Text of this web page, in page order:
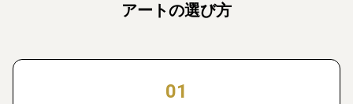
アートの選び方
01